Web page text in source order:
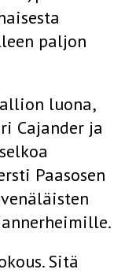
paljon
luona,
Cajander ja
Paasosen
Sitä